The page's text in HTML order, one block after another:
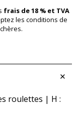
frais de 18 % et TVA
les conditions de
roulettes | H :